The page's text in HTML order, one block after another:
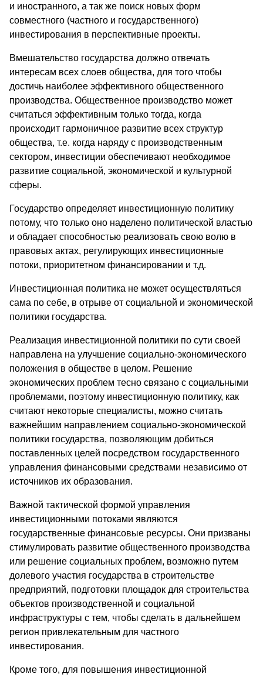
и иностранного, а так же поиск новых форм
совместного (частного и государственного)
инвестирования в перспективные проекты.
Вмешательство государства должно отвечать
интересам всех слоев общества, для того чтобы
достичь наиболее эффективного общественного
производства. Общественное производство может
считаться эффективным только тогда, когда
происходит гармоничное развитие всех структур
общества, т.е. когда наряду с производственным
сектором, инвестиции обеспечивают необходимое
развитие социальной, экономической и культурной
сферы.
Государство определяет инвестиционную политику
потому, что только оно наделено политической властью
и обладает способностью реализовать свою волю в
правовых актах, регулирующих инвестиционные
потоки, приоритетном финансировании и т.д.
Инвестиционная политика не может осуществляться
сама по себе, в отрыве от социальной и экономической
политики государства.
Реализация инвестиционной политики по сути своей
направлена на улучшение социально-экономического
положения в обществе в целом. Решение
экономических проблем тесно связано с социальными
проблемами, поэтому инвестиционную политику, как
считают некоторые специалисты, можно считать
важнейшим направлением социально-экономической
политики государства, позволяющим добиться
поставленных целей посредством государственного
управления финансовыми средствами независимо от
источников их образования.
Важной тактической формой управления
инвестиционными потоками являются
государственные финансовые ресурсы. Они призваны
стимулировать развитие общественного производства
или решение социальных проблем, возможно путем
долевого участия государства в строительстве
предприятий, подготовки площадок для строительства
объектов производственной и социальной
инфраструктуры с тем, чтобы сделать в дальнейшем
регион привлекательным для частного
инвестирования.
Кроме того, для повышения инвестиционной